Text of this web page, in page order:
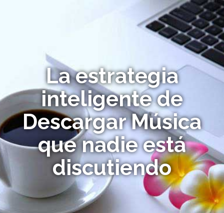
La estrategia
inteligente de
Descargar Música
que nadie está
discutiendo